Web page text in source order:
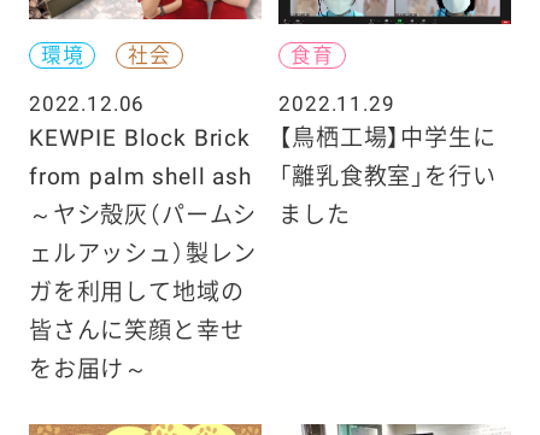
環境
社会
2022.12.06
KEWPIE Block Brick
from palm shell ash
～ヤシ殻灰（パームシ
ェルアッシュ）製レン
ガを利用して地域の
皆さんに笑顔と幸せ
をお届け～
食育
2022.11.29
【鳥栖工場】中学生に
「離乳食教室」を行い
ました